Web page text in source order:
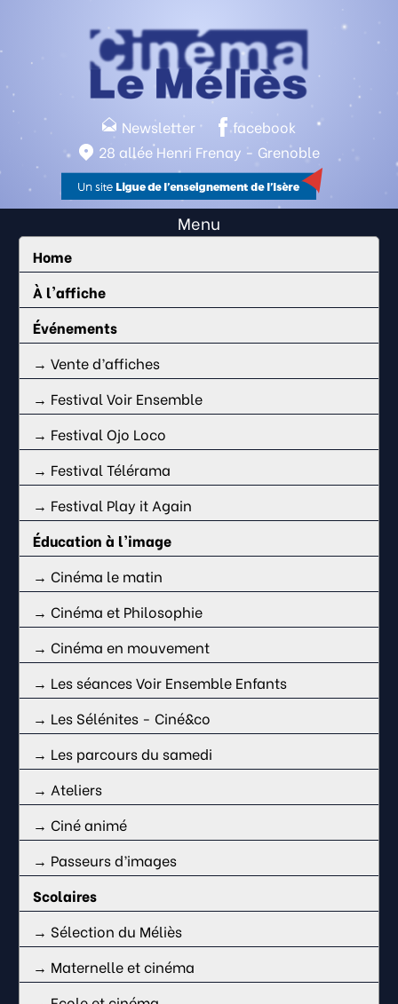
Newsletter
facebook
28 allée Henri Frenay - Grenoble
Menu
Home
À l'affiche
Événements
→ Vente d’affiches
→ Festival Voir Ensemble
→ Festival Ojo Loco
→ Festival Télérama
→ Festival Play it Again
Éducation à l’image
→ Cinéma le matin
→ Cinéma et Philosophie
→ Cinéma en mouvement
→ Les séances Voir Ensemble Enfants
→ Les Sélénites - Ciné&co
→ Les parcours du samedi
→ Ateliers
→ Ciné animé
→ Passeurs d’images
Scolaires
→ Sélection du Méliès
→ Maternelle et cinéma